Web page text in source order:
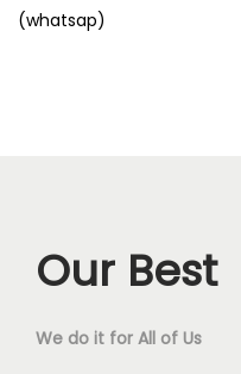
(whatsap)
Our Best
We do it for All of Us